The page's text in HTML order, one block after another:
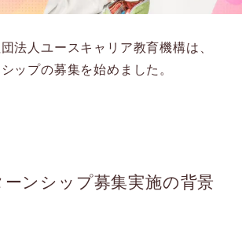
法人ユースキャリア教育機構は、
ップの募集を始めました。
ンシップ募集実施の背景